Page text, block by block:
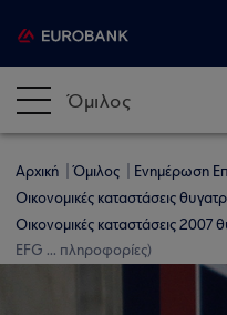
Όμιλος
Αρχική Όμιλος
Ενημέρωση
Οικονομικές καταστάσεις
Οικονομικές καταστάσεις 2007
EFG ... πληροφορίες)